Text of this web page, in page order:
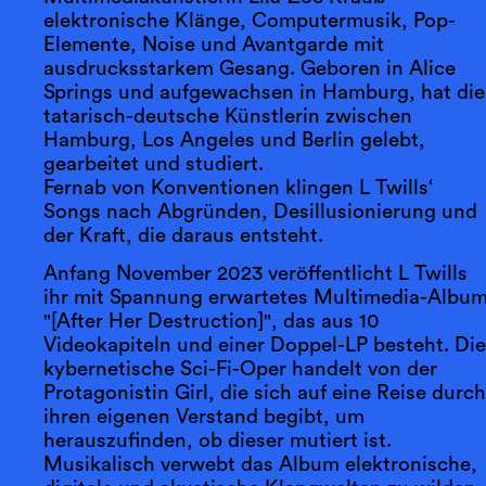
elektronische Klänge, Computermusik, Pop-
Elemente, Noise und Avantgarde mit
ausdrucksstarkem Gesang. Geboren in Alice
Springs und aufgewachsen in Hamburg, hat die
tatarisch-deutsche Künstlerin zwischen
Hamburg, Los Angeles und Berlin gelebt,
gearbeitet und studiert.
Fernab von Konventionen klingen L Twills‘
Songs nach Abgründen, Desillusionierung und
der Kraft, die daraus entsteht.
Anfang November 2023 veröffentlicht L Twills
ihr mit Spannung erwartetes Multimedia-Album
"[After Her Destruction]", das aus 10
Videokapiteln und einer Doppel-LP besteht. Die
kybernetische Sci-Fi-Oper handelt von der
Protagonistin Girl, die sich auf eine Reise durch
ihren eigenen Verstand begibt, um
herauszufinden, ob dieser mutiert ist.
Musikalisch verwebt das Album elektronische,